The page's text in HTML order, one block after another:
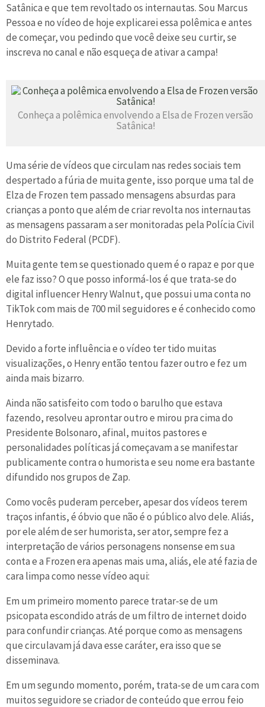
Satânica e que tem revoltado os internautas. Sou Marcus
Pessoa e no vídeo de hoje explicarei essa polêmica e antes
de começar, vou pedindo que você deixe seu curtir, se
inscreva no canal e não esqueça de ativar a campa!
Conheça a polêmica envolvendo a Elsa de Frozen versão
Satânica!
Uma série de vídeos que circulam nas redes sociais tem
despertado a fúria de muita gente, isso porque uma tal de
Elza de Frozen tem passado mensagens absurdas para
crianças a ponto que além de criar revolta nos internautas
as mensagens passaram a ser monitoradas pela Polícia Civil
do Distrito Federal (PCDF).
Muita gente tem se questionado quem é o rapaz e por que
ele faz isso? O que posso informá-los é que trata-se do
digital influencer Henry Walnut, que possui uma conta no
TikTok com mais de 700 mil seguidores e é conhecido como
Henrytado.
Devido a forte influência e o vídeo ter tido muitas
visualizações, o Henry então tentou fazer outro e fez um
ainda mais bizarro.
Ainda não satisfeito com todo o barulho que estava
fazendo, resolveu aprontar outro e mirou pra cima do
Presidente Bolsonaro, afinal, muitos pastores e
personalidades políticas já começavam a se manifestar
publicamente contra o humorista e seu nome era bastante
difundido nos grupos de Zap.
Como vocês puderam perceber, apesar dos vídeos terem
traços infantis, é óbvio que não é o público alvo dele. Aliás,
por ele além de ser humorista, ser ator, sempre fez a
interpretação de vários personagens nonsense em sua
conta e a Frozen era apenas mais uma, aliás, ele até fazia de
cara limpa como nesse vídeo aqui:
Em um primeiro momento parece tratar-se de um
psicopata escondido atrás de um filtro de internet doido
para confundir crianças. Até porque como as mensagens
que circulavam já dava esse caráter, era isso que se
disseminava.
Em um segundo momento, porém, trata-se de um cara com
muitos seguidore se criador de conteúdo que errou feio